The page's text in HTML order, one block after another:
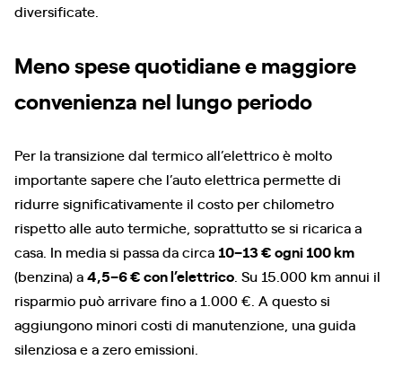
diversificate.
Meno spese quotidiane e maggiore
convenienza nel lungo periodo
Per la transizione dal termico all’elettrico è molto
importante sapere che l’auto elettrica permette di
ridurre significativamente il costo per chilometro
rispetto alle auto termiche, soprattutto se si ricarica a
casa. In media si passa da circa 10–13 € ogni 100 km
(benzina) a4,5–6 € con l’elettrico . Su 15.000 km annui il
risparmio può arrivare fino a 1.000 €. A questo si
aggiungono minori costi di manutenzione, una guida
silenziosa e a zero emissioni.